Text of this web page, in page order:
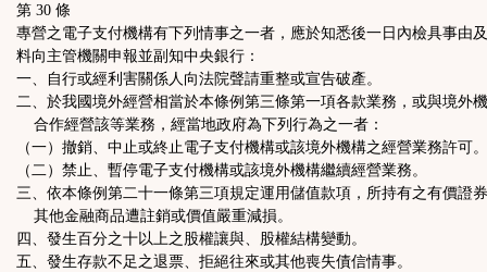
第 30 條
專營之電子支付機構有下列情事之一者，應於知悉後一日內檢具事由
料向主管機關申報並副知中央銀行：
一、自行或經利害關係人向法院聲請重整或宣告破產。
二、於我國境外經營相當於本條例第三條第一項各款業務，或與境外
合作經營該等業務，經當地政府為下列行為之一者：
（一）撤銷、中止或終止電子支付機構或該境外機構之經營業務許可。
（二）禁止、暫停電子支付機構或該境外機構繼續經營業務。
三、依本條例第二十一條第三項規定運用儲值款項，所持有之有價證
其他金融商品遭註銷或價值嚴重減損。
四、發生百分之十以上之股權讓與、股權結構變動。
五、發生存款不足之退票、拒絕往來或其他喪失債信情事。